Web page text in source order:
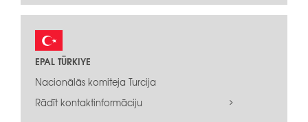
EPAL TÜRKIYE
Nacionālās komiteja Turcija
Rādīt kontaktinformāciju